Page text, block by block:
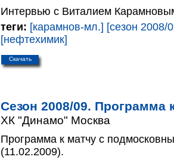
Интервью с Виталием
теги: [карамнов-мл.] [сезон 2008/
[нефтехимик]
Скачать
Сезон 2008/09. Программа
ХК "Динамо" Москва
Программа к матчу с
(11.02.2009).